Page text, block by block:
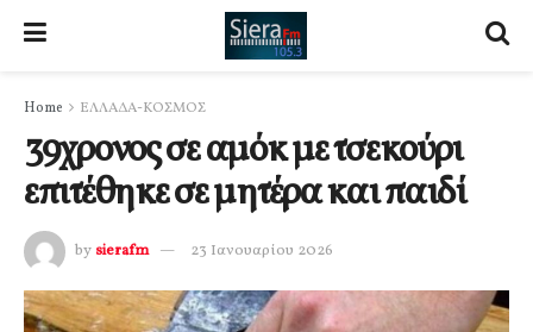
Home ΕΛΛΑΔΑ-ΚΟΣΜΟΣ
39χρονος σε αμόκ με τσεκούρι
επιτέθηκε σε μητέρα και παιδί
by sierafm 23 Ιανουαρίου 2026